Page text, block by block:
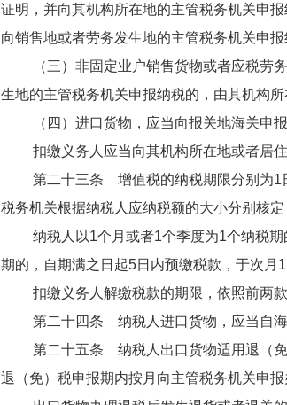
证明，并向其机构所在地的主管税务机关申
向销售地或者劳务发生地的主管税务机关申
（三）非固定业户销售货物或者应税劳务
生地的主管税务机关申报纳税的，由其机构
（四）进口货物，应当向报关地海关申报
扣缴义务人应当向其机构所在地或者居住
第二十三条 增值税的纳税期限分别为1日
税务机关根据纳税人应纳税额的大小分别核
纳税人以1个月或者1个季度为1个纳税期
期的，自期满之日起5日内预缴税款，于次月
扣缴义务人解缴税款的期限，依照前两款
第二十四条 纳税人进口货物，应当自海
第二十五条 纳税人出口货物适用退（免
退（免）税申报期内按月向主管税务机关申